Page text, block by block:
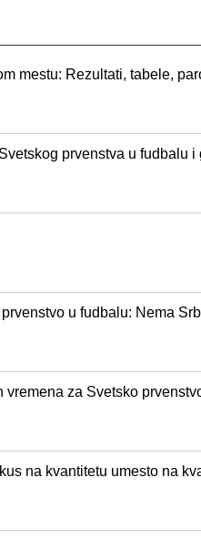
mestu: Rezultati, tabele,
prvenstva u fudbalu
u fudbalu: Nema
vremena za Svetsko
na kvantitetu umesto na